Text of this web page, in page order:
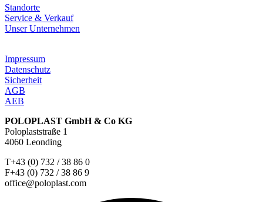
Standorte
Service & Verkauf
Unser Unternehmen
Impressum
Datenschutz
Sicherheit
AGB
AEB
POLOPLAST GmbH & Co KG
Poloplaststraße 1
4060 Leonding
T+43 (0) 732 / 38 86 0
F+43 (0) 732 / 38 86 9
office@poloplast.com